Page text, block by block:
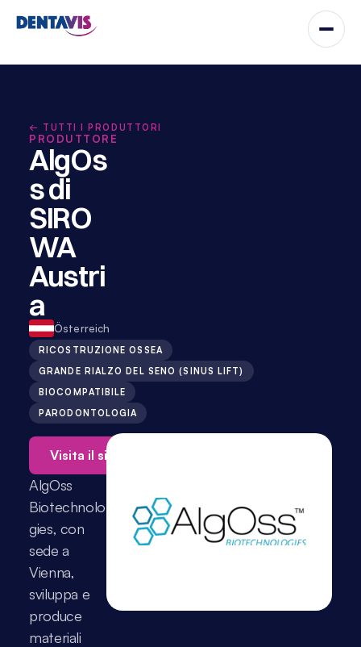
← TUTTI I PRODUTTORI
PRODUTTORE
AlgOs
s di
SIRO
WA
Austri
a
Österreich
RICOSTRUZIONE OSSEA
GRANDE RIALZO DEL SENO (SINUS LIFT)
BIOCOMPATIBILE
PARODONTOLOGIA
Visita il sito web →
AlgOss
Biotechnolo
gies, con
sede a
Vienna,
sviluppa e
produce
materiali